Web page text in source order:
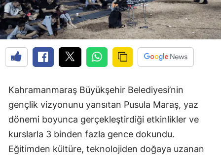
Kahramanmaraş Büyükşehir Belediyesi’nin
gençlik vizyonunu yansıtan Pusula Maraş, yaz
dönemi boyunca gerçekleştirdiği etkinlikler ve
kurslarla 3 binden fazla gence dokundu.
Eğitimden kültüre, teknolojiden doğaya uzanan